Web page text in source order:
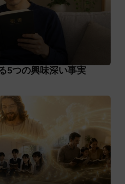
5つの興味深い事実